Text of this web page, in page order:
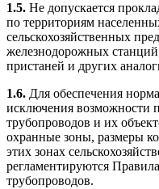
1.5. Не допускается
по территориям
сельскохозяйственных
железнодорожных
пристаней и других
1.6. Для обеспечения
исключения возможности
трубопроводов и их
охранные зоны, размеры
этих зонах
регламентируются
трубопроводов.